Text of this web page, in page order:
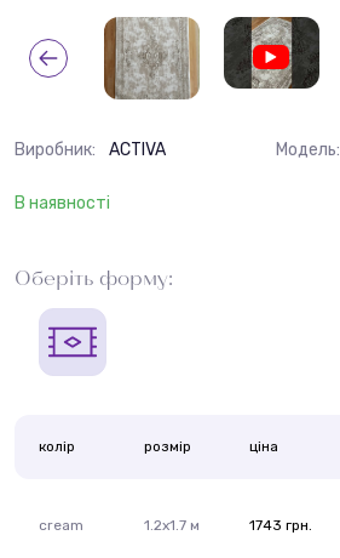
Виробник: ACTIVA Модель:
В наявності
Оберіть форму:
колір розмір ціна
cream 1.2х1.7 м 1743 грн.